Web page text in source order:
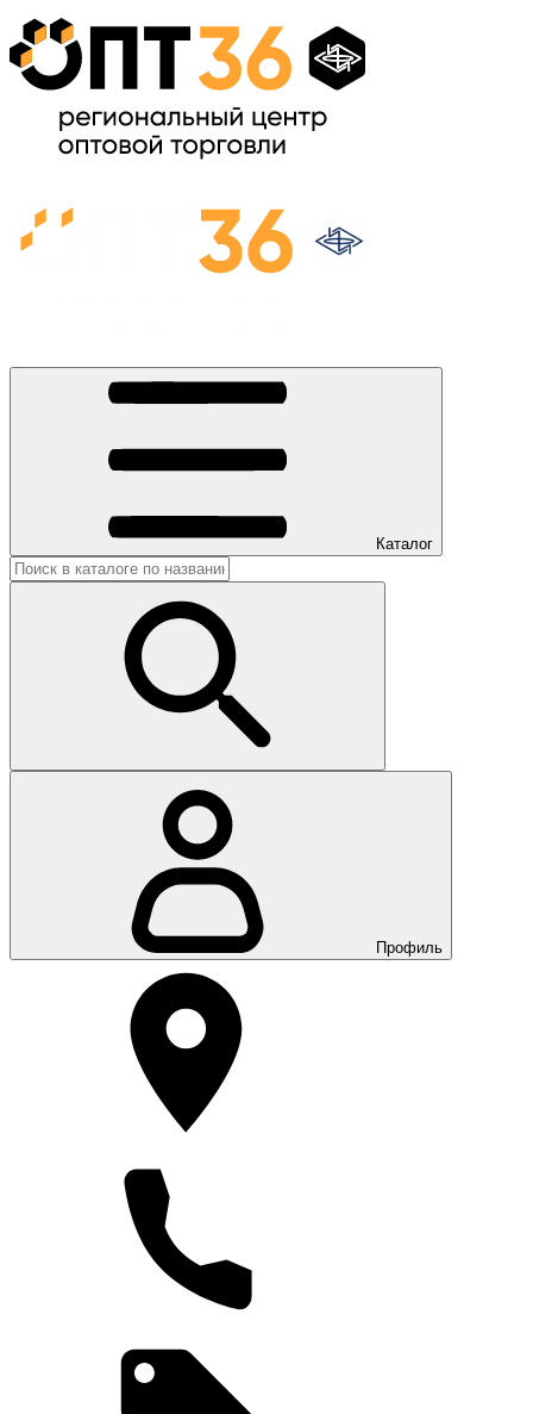
Каталог
Профиль